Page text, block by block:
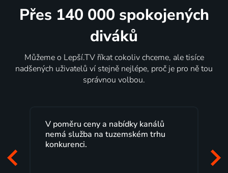
Přes 140 000 spokojených
diváků
Můžeme o Lepší.TV říkat cokoliv chceme, ale tisíce
nadšených uživatelů ví stejně nejlépe, proč je pro ně tou
správnou volbou.
V poměru ceny a nabídky kanálů
nemá služba na tuzemském trhu
konkurenci.